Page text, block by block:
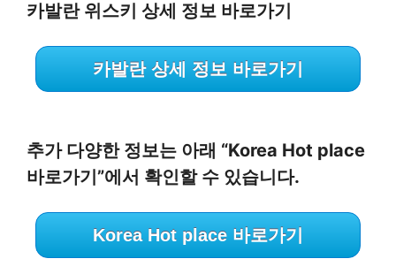
카발란 위스키 상세 정보 바로가기
카발란 상세 정보 바로가기
추가 다양한 정보는 아래 “Korea Hot place
바로가기”에서 확인할 수 있습니다.
Korea Hot place 바로가기